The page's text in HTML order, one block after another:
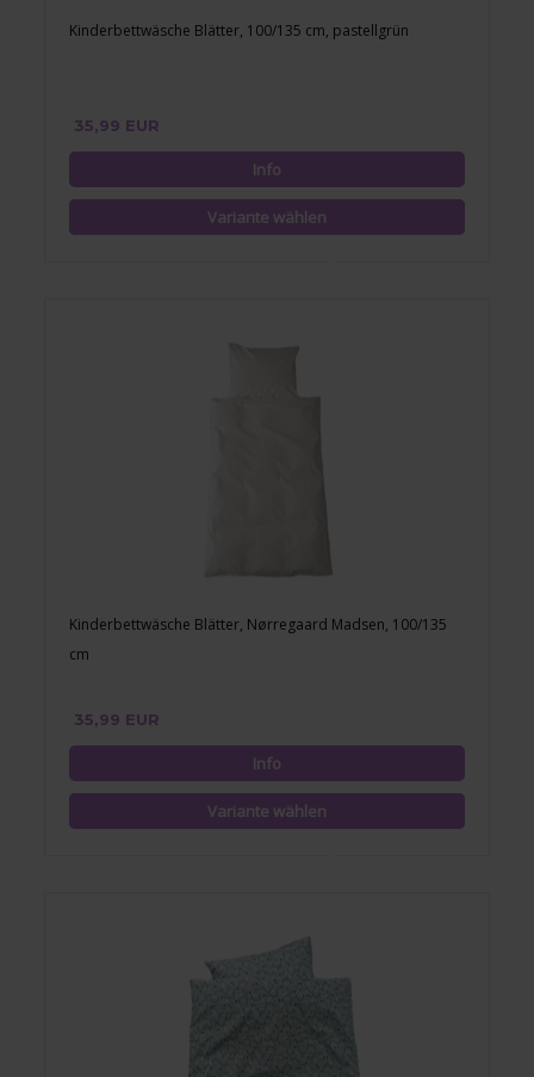
Kinderbettwäsche Blätter, 100/135 cm, pastellgrün
35,99 EUR
Kinderbettwäsche Blätter, Nørregaard Madsen, 100/135
cm
35,99 EUR